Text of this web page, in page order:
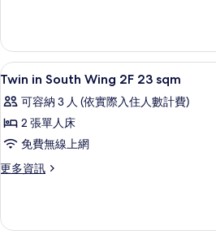
Building
Floor])
的
所
有
相
片
room,
Non-
smoking
Building
Floor])
詳
情
顯
示
Twin
in
South
Wing
sqm
低過
1
Twin in South Wing 2F 23 sqm
可容納 3 人 (依實際入住人數計費)
2 張單人床
免費無線上網
更多資訊
更
South